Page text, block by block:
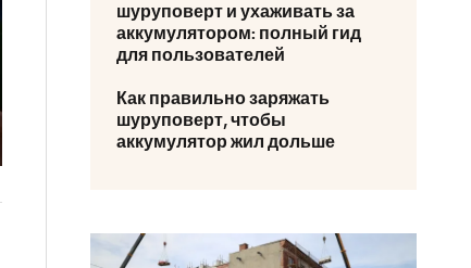
шуруповерт и ухаживать за
аккумулятором: полный гид
для пользователей
Как правильно заряжать
шуруповерт, чтобы
аккумулятор жил дольше